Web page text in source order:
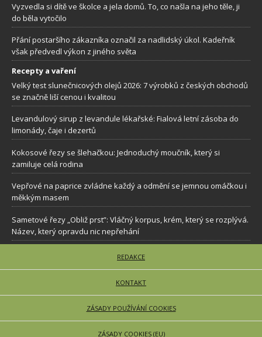
Vyzvedla si dítě ve školce a jela domů. To, co našla na jeho těle, ji
do běla vytočilo
Přání postaršího zákazníka označil za nadlidský úkol. Kadeřník
však předvedl výkon z jiného světa
Recepty a vaření
Velký test slunečnicových olejů 2026: 7 výrobků z českých obchodů
se značně liší cenou i kvalitou
Levandulový sirup z levandule lékařské: Fialová letní zásoba do
limonády, čaje i dezertů
Kokosové řezy se šlehačkou: Jednoduchý moučník, který si
zamiluje celá rodina
Vepřové na paprice zvládne každý a odmění se jemnou omáčkou i
měkkým masem
Sametové řezy „Obliž prst”: Vláčný korpus, krém, který se rozplývá.
Název, který opravdu nic nepřehání
REDAKCE
KONTAKT
ZÁSADY POUŽÍVÁNÍ COOKIES
ZÁSADY COOKIES (EU)